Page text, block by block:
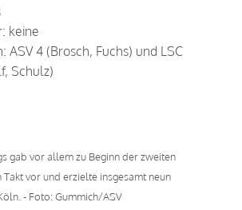
keine
ASV 4 (Brosch, Fuchs) und LSC
Schulz)
gab vor allem zu Beginn der zweiten
Takt vor und erzielte insgesamt neun
- Foto: Gummich/ASV